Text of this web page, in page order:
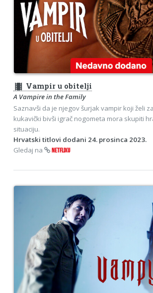
theaters Vampir u obitelji
A Vampire in the Family
Saznavši da je njegov šurjak vampir koji želi
kukavički bivši igrač nogometa mora skupiti
situaciju.
Hrvatski titlovi dodani 24. prosinca 2023.
Gledaj na
NETFLIXU